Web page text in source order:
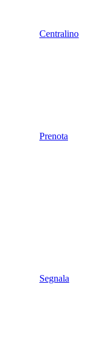
Centralino
Prenota
Segnala